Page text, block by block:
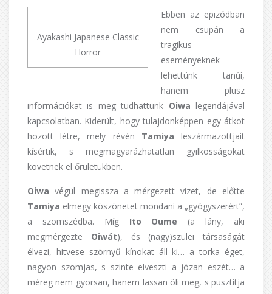
Ayakashi Japanese Classic
Horror
Ebben az epizódban
nem csupán a
tragikus
eseményeknek
lehettünk tanúi,
hanem plusz
információkat is meg tudhattunk Oiwa legendájával
kapcsolatban. Kiderült, hogy tulajdonképpen egy átkot
hozott létre, mely révén Tamiyaleszármazottjait
kísértik, s megmagyarázhatatlan gyilkosságokat
követnek el őrületükben.
Oiwavégül megissza a mérgezett vizet, de előtte
Tamiya elmegy köszönetet mondani a „gyógyszerért”,
a szomszédba. Míg Ito Oume (a lány, aki
megmérgezte Oiwát), és (nagy)szülei társaságát
élvezi, hitvese szörnyű kínokat áll ki… a torka éget,
nagyon szomjas, s szinte elveszti a józan eszét… a
méreg nem gyorsan, hanem lassan öli meg, s pusztítja